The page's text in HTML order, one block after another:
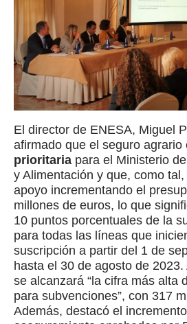
El director de ENESA, Miguel
afirmado que el seguro agrario
prioritaria para el Ministerio
y Alimentación y que, como
apoyo incrementando el
millones de euros, lo que
10 puntos porcentuales de la
para todas las líneas que
suscripción a partir del 1 de
hasta el 30 de agosto de
se alcanzará “la cifra más alta
para subvenciones”, con 317
Además, destacó el